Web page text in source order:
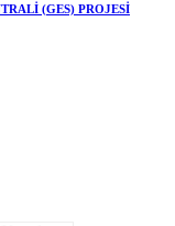
(GES) PROJESİ